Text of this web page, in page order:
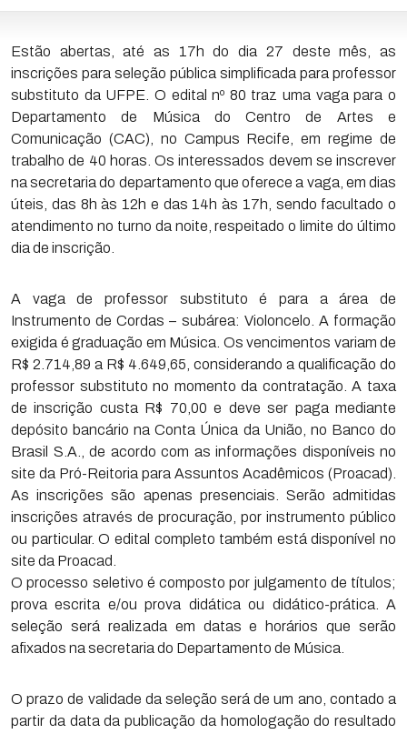
Estão abertas, até as 17h do dia 27 deste mês, as
inscrições para seleção pública simplificada para professor
substituto da UFPE. O edital nº 80 traz uma vaga para o
Departamento de Música do Centro de Artes e
Comunicação (CAC), no Campus Recife, em regime de
trabalho de 40 horas. Os interessados devem se inscrever
na secretaria do departamento que oferece a vaga, em dias
úteis, das 8h às 12h e das 14h às 17h, sendo facultado o
atendimento no turno da noite, respeitado o limite do último
dia de inscrição.
A vaga de professor substituto é para a área de
Instrumento de Cordas – subárea: Violoncelo. A formação
exigida é graduação em Música. Os vencimentos variam de
R$ 2.714,89 a R$ 4.649,65, considerando a qualificação do
professor substituto no momento da contratação. A taxa
de inscrição custa R$ 70,00 e deve ser paga mediante
depósito bancário na Conta Única da União, no Banco do
Brasil S.A., de acordo com as informações disponíveis no
site da Pró-Reitoria para Assuntos Acadêmicos (Proacad).
As inscrições são apenas presenciais. Serão admitidas
inscrições através de procuração, por instrumento público
ou particular. O edital completo também está disponível no
site da Proacad.
O processo seletivo é composto por julgamento de títulos;
prova escrita e/ou prova didática ou didático-prática. A
seleção será realizada em datas e horários que serão
afixados na secretaria do Departamento de Música.
O prazo de validade da seleção será de um ano, contado a
partir da data da publicação da homologação do resultado